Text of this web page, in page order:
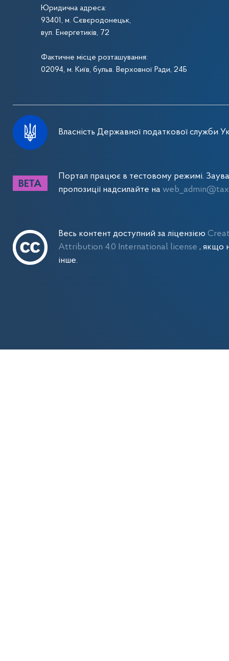
Юридична адреса:
93401, м. Сєвєродонецьк,
вул. Енергетиків, 72
Фактичне місце розташування:
02094, м. Київ, бульв. Верховної Ради, 24Б
Власність Державної податкової служби
Портал працює в тестовому режимі.
пропозиції надсилайте на
Весь контент доступний за ліцензією
Attribution 4.0 International license, якщо
інше.